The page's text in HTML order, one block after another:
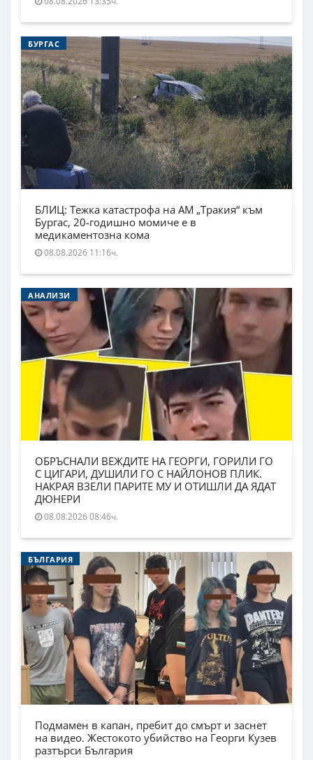
БУРГАС
БЛИЦ: Тежка катастрофа на АМ „Тракия“ към
Бургас, 20-годишно момиче е в
медикаментозна кома
08.08.2026 11:16ч.
АНАЛИЗИ
ОБРЪСНАЛИ ВЕЖДИТЕ НА ГЕОРГИ, ГОРИЛИ ГО
С ЦИГАРИ, ДУШИЛИ ГО С НАЙЛОНОВ ПЛИК.
НАКРАЯ ВЗЕЛИ ПАРИТЕ МУ И ОТИШЛИ ДА ЯДАТ
ДЮНЕРИ
08.08.2026 08:46ч.
БЪЛГАРИЯ
Подмамен в капан, пребит до смърт и заснет
на видео. Жестокото убийство на Георги Кузев
разтърси България